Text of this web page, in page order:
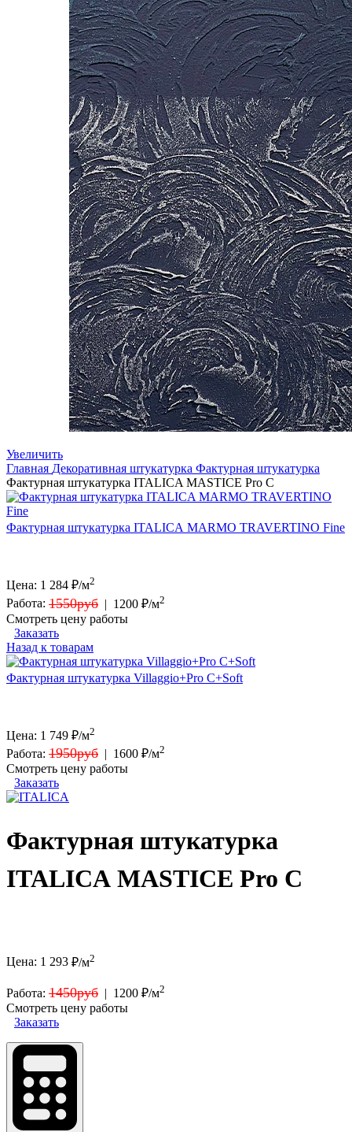
Увеличить
Главная Декоративная штукатурка Фактурная штукатурка
Фактурная штукатурка ITALICA MASTICE Pro C
Фактурная штукатурка ITALICA MARMO TRAVERTINO Fine
Цена: 1 284 ₽/м2
Работа: 1550руб | 1200 ₽/м2
Смотреть цену работы
Заказать
Назад к товарам
Фактурная штукатурка Villaggio+Pro C+Soft
Цена: 1 749 ₽/м2
Работа: 1950руб | 1600 ₽/м2
Смотреть цену работы
Заказать
Фактурная штукатурка
ITALICA MASTICE Pro C
Цена: 1 293 ₽/м2
Работа: 1450руб | 1200 ₽/м2
Смотреть цену работы
Заказать